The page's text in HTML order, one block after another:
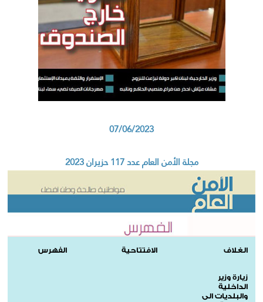
07/06/2023
مجلة الأمن العام عدد 117 حزيران 2023
الغلاف الافتتاحية الفهرس
زيارة وزير
الداخلية
والبلديات الى